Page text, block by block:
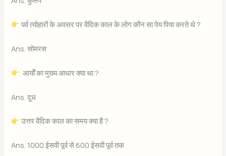
पर्व त्योहारों के अवसर पर वैदिक काल के लोग कौन सा पेय पिया करते थे ?
Ans. सोमरस
आर्यों का मुख्य आधार क्या था ?
Ans. दूध
उत्तर वैदिक काल का समय क्या है ?
Ans. 1000 ईसवी पूर्व से 600 ईसवी पूर्व तक